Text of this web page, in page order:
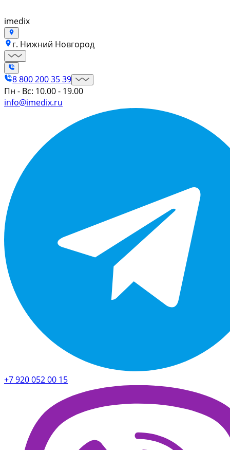
imedix
г. Нижний Новгород
8 800 200 35 39
Пн - Вс: 10.00 - 19.00
info@imedix.ru
+7 920 052 00 15